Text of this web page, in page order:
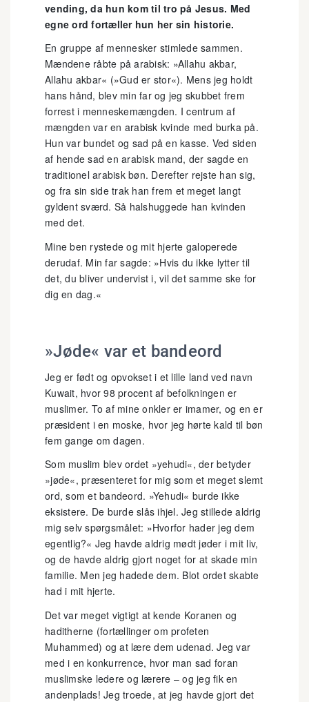
vending, da hun kom til tro på Jesus. Med
egne ord fortæller hun her sin historie.
En gruppe af mennesker stimlede sammen.
Mændene råbte på arabisk: »Allahu akbar,
Allahu akbar« (»Gud er stor«). Mens jeg holdt
hans hånd, blev min far og jeg skubbet frem
forrest i menneskemængden. I centrum af
mængden var en arabisk kvinde med burka på.
Hun var bundet og sad på en kasse. Ved siden
af hende sad en arabisk mand, der sagde en
traditionel arabisk bøn. Derefter rejste han sig,
og fra sin side trak han frem et meget langt
gyldent sværd. Så halshuggede han kvinden
med det.
Mine ben rystede og mit hjerte galoperede
derudaf. Min far sagde: »Hvis du ikke lytter til
det, du bliver undervist i, vil det samme ske for
dig en dag.«
»Jøde« var et bandeord
Jeg er født og opvokset i et lille land ved navn
Kuwait, hvor 98 procent af befolkningen er
muslimer. To af mine onkler er imamer, og en er
præsident i en moske, hvor jeg hørte kald til bøn
fem gange om dagen.
Som muslim blev ordet »yehudi«, der betyder
»jøde«, præsenteret for mig som et meget slemt
ord, som et bandeord. »Yehudi« burde ikke
eksistere. De burde slås ihjel. Jeg stillede aldrig
mig selv spørgsmålet: »Hvorfor hader jeg dem
egentlig?« Jeg havde aldrig mødt jøder i mit liv,
og de havde aldrig gjort noget for at skade min
familie. Men jeg hadede dem. Blot ordet skabte
had i mit hjerte.
Det var meget vigtigt at kende Koranen og
haditherne (fortællinger om profeten
Muhammed) og at lære dem udenad. Jeg var
med i en konkurrence, hvor man sad foran
muslimske ledere og lærere – og jeg fik en
andenplads! Jeg troede, at jeg havde gjort det